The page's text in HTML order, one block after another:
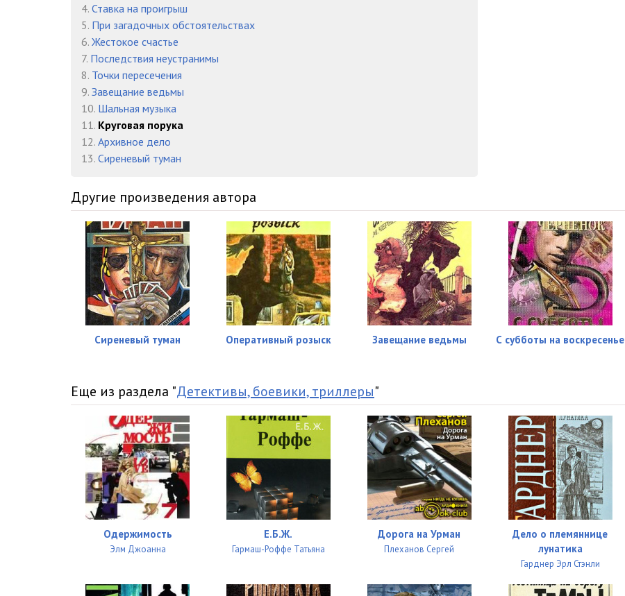
4. Ставка на проигрыш
5. При загадочных обстоятельствах
6. Жестокое счастье
7. Последствия неустранимы
8. Точки пересечения
9. Завещание ведьмы
10. Шальная музыка
11. Круговая порука
12. Архивное дело
13. Сиреневый туман
Другие произведения автора
Сиреневый туман Оперативный розыск Завещание ведьмы С субботы на воскресенье
Еще из раздела "Детективы, боевики, триллеры"
Одержимость
Элм Джоанна
Е.Б.Ж.
Гармаш-Роффе Татьяна
Дорога на Урман
Плеханов Сергей
Дело о племяннице
лунатика
Гарднер Эрл Стэнли